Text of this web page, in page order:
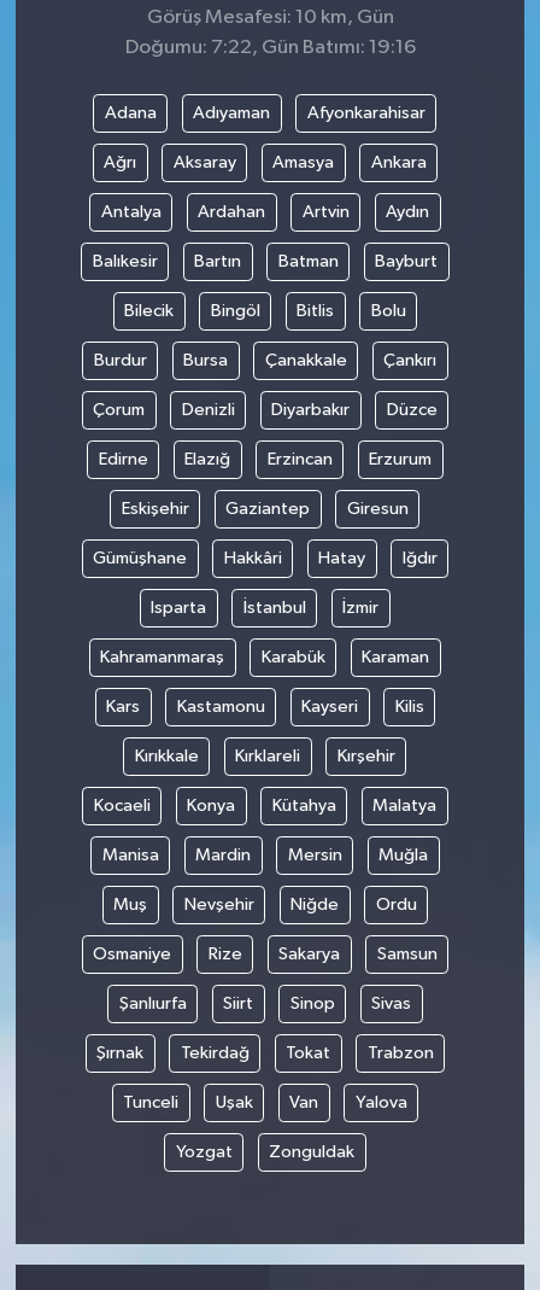
Görüş Mesafesi: 10 km, Gün
Doğumu: 7:22, Gün Batımı: 19:16
Adana Adıyaman Afyonkarahisar
Ağrı Aksaray Amasya Ankara
Antalya Ardahan Artvin Aydın
Balıkesir Bartın Batman Bayburt
Bilecik Bingöl Bitlis Bolu
Burdur Bursa Çanakkale Çankırı
Çorum Denizli Diyarbakır Düzce
Edirne Elazığ Erzincan Erzurum
Eskişehir Gaziantep Giresun
Gümüşhane Hakkâri Hatay Iğdır
Isparta İstanbul İzmir
Kahramanmaraş Karabük Karaman
Kars Kastamonu Kayseri Kilis
Kırıkkale Kırklareli Kırşehir
Kocaeli Konya Kütahya Malatya
Manisa Mardin Mersin Muğla
Muş Nevşehir Niğde Ordu
Osmaniye Rize Sakarya Samsun
Şanlıurfa Siirt Sinop Sivas
Şırnak Tekirdağ Tokat Trabzon
Tunceli Uşak Van Yalova
Yozgat Zonguldak